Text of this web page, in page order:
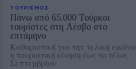
ΤΟΥΡΙΣΜΟΣ
Πάνω από 65.000 Τούρκοι
τουρίστες στη Λέσβο στο
επτάμηνο
Καθοριστική για την τελική εικόνα
η τουριστική κίνηση έως το τέλος
Σεπτεμβρίου